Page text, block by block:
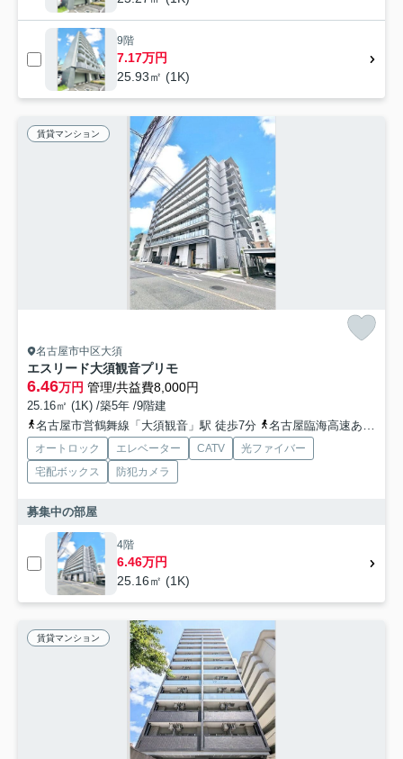
9階
7.17万円
25.93㎡ (1K)
賃貸マンション
名古屋市中区大須
エスリード大須観音プリモ
6.46万円 管理/共益費8,000円
25.16㎡ (1K) /築5年 /9階建
名古屋市営鶴舞線「大須観音」駅 徒歩7分
名古屋臨海高速あおなみ線「ささしまライブ」駅 徒歩16分
オートロック エレベーター CATV
光ファイバー
宅配ボックス
防犯カメラ
募集中の部屋
4階
6.46万円
25.16㎡ (1K)
賃貸マンション